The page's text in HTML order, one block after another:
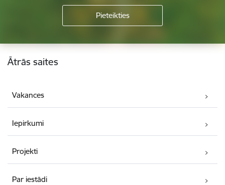
Kājene
Ātrās saites
Vakances
Iepirkumi
Projekti
Par iestādi